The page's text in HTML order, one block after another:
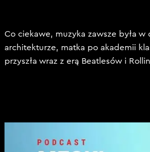
Co ciekawe, muzyka zawsze była
architekturze, matka po akademii
przyszła wraz z erą Beatlesów i